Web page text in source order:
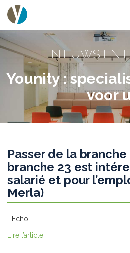
NIEUWS EN
Younity :
voor
Passer de la branche
branche 23 est
salarié et pour
Merla)
L’Echo
Lire l’article